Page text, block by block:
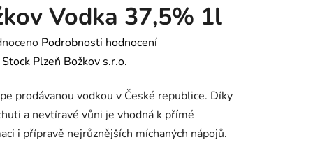
Vodka 37,5% 1l
Podrobnosti hodnocení
Stock Plzeň Božkov s.r.o.
prodávanou vodkou v České republice. Díky
a nevtíravé vůni je vhodná k přímé
i přípravě nejrůznějších míchaných nápojů.